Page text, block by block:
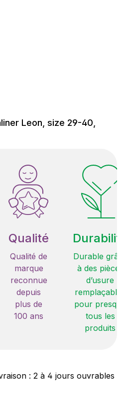
Leon, size 29-40,
Qualité
Qualité de
marque
reconnue
depuis
plus de
100 ans
Durable
à des pièces
d’usure
remplaçables
pour
tous les
produits
: 2 à 4 jours ouvrables